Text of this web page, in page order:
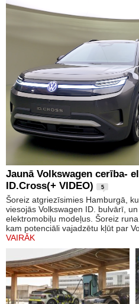
Jaunā Volkswagen cerība-
ID.Cross(+ VIDEO)
5
Šoreiz atgriezīsimies Hamburgā,
viesojās Volkswagen ID. bulvārī,
elektromobiļu modeļus. Šoreiz
kam potenciāli vajadzētu kļūt par
VAIRĀK